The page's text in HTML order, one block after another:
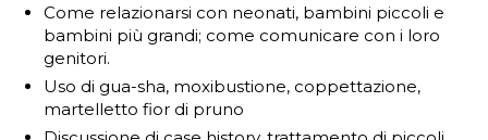
Come relazionarsi con neonati, bambini piccoli e
bambini più grandi; come comunicare con i loro
genitori.
Uso di gua-sha, moxibustione, coppettazione,
martelletto fior di pruno